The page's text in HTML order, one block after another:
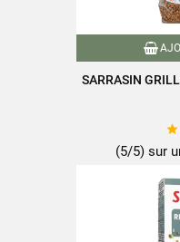
Retrouvez toute la qualité
SARRASIN

(5/5) sur